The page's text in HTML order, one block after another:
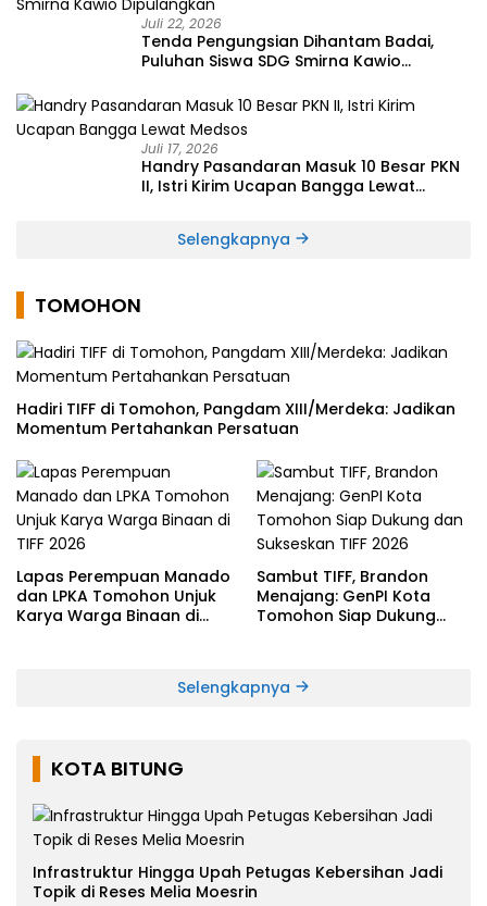
Juli 22, 2026
Tenda Pengungsian Dihantam Badai,
Puluhan Siswa SDG Smirna Kawio
Juli 17, 2026
Handry Pasandaran Masuk 10 Besar PKN
II, Istri Kirim Ucapan Bangga Lewat
Selengkapnya
TOMOHON
Hadiri TIFF di Tomohon, Pangdam XIII/Merdeka: Jadikan
Momentum Pertahankan Persatuan
Lapas Perempuan Manado
dan LPKA Tomohon Unjuk
Karya Warga Binaan di
Sambut TIFF, Brandon
Menajang: ​GenPI Kota
Tomohon Siap Dukung
Selengkapnya
KOTA BITUNG
Infrastruktur Hingga Upah Petugas Kebersihan Jadi
Topik di Reses Melia Moesrin